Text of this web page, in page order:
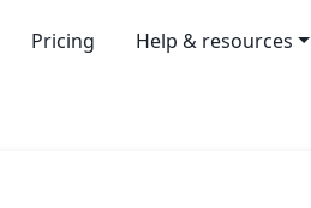
Pricing Help & resources